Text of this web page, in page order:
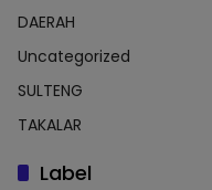
DAERAH
Uncategorized
SULTENG
TAKALAR
Label